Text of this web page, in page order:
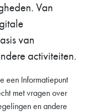
Van
van
activiteiten.
een Informatiepunt
met vragen over
en andere